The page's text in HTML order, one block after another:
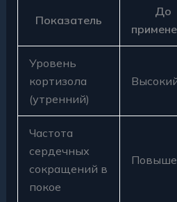
Показатель
До
Уровень
кортизола
(утренний)
Частота
сердечных
сокращений в
покое